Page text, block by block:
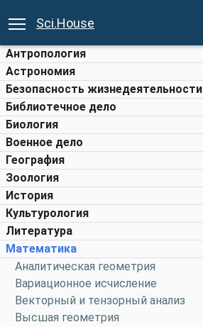
Sci.House
Антропология
Астрономия
Безопасность жизнедеятельности
Библиотечное дело
Биология
Военное дело
География
Зоология
История
Культурология
Литература
Математика
Аналитическая геометрия
Вариационное исчисление
Векторный и тензорный анализ
Высшая геометрия